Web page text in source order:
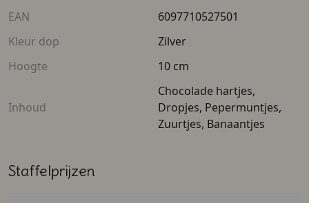
EAN
6097710527501
Kleur dop
Zilver
Hoogte
10 cm
Inhoud
Chocolade hartjes,
Dropjes, Pepermuntjes,
Zuurtjes, Banaantjes
Staffelprijzen